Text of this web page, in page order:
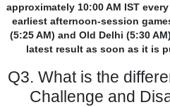
approximately 10:00 AM IST
earliest afternoon-session
(5:25 AM) and Old Delhi (5:30
latest result as soon as it is
Q3. What is the
Challenge and